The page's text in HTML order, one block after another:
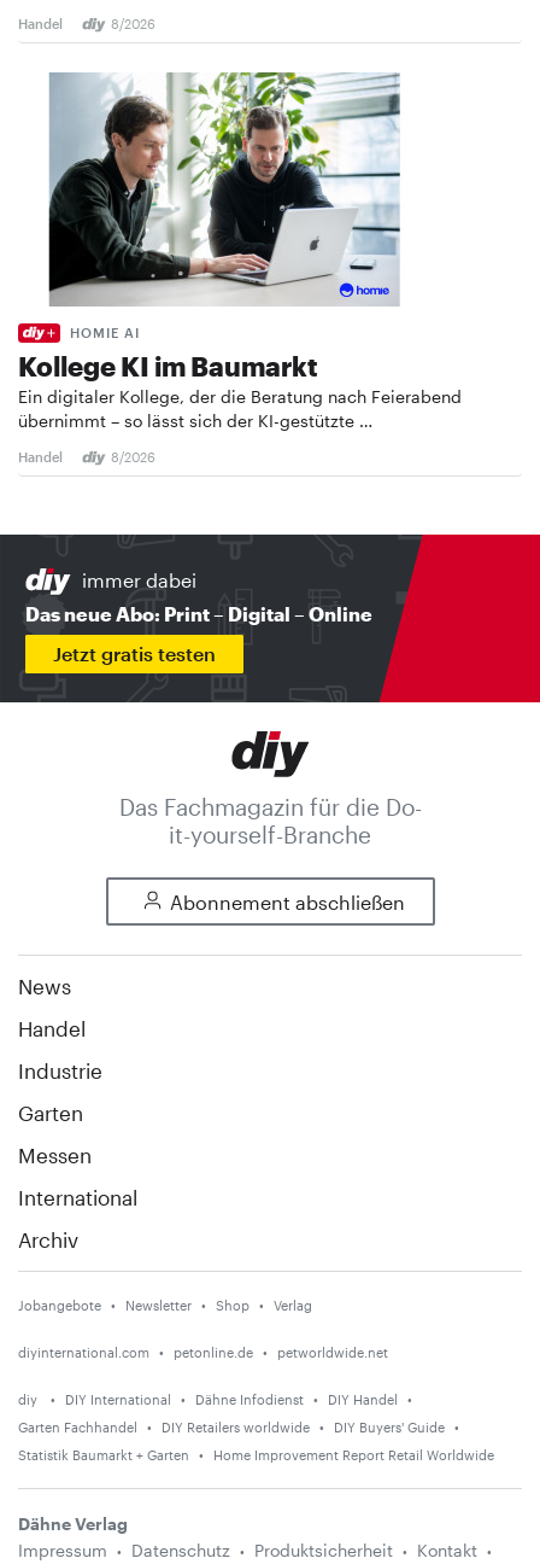
Handel 8/2026
HOMIE AI
Kollege KI im Baumarkt
Ein digitaler Kollege, der die Beratung nach Feierabend
übernimmt – so lässt sich der KI-gestützte …
Handel 8/2026
immer dabei
Das neue Abo: Print – Digital – Online
Jetzt gratis testen
Das Fachmagazin für die Do-
it-yourself-Branche
Abonnement abschließen
News
Handel
Industrie
Garten
Messen
International
Archiv
Jobangebote Newsletter Shop Verlag
diyinternational.com petonline.de petworldwide.net
diy DIY International Dähne Infodienst
DIY Handel
Garten Fachhandel
DIY Retailers worldwide
DIY Buyers' Guide
Statistik Baumarkt + Garten
Home Improvement Report Retail Worldwide
Dähne Verlag
Impressum
Datenschutz Produktsicherheit Kontakt